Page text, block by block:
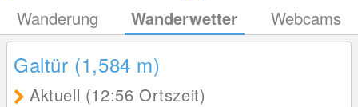
Wanderung Wanderwetter Webcams
Galtür (1,584 m)
Aktuell (12:56 Ortszeit)